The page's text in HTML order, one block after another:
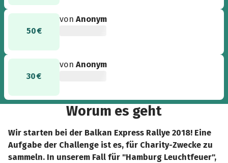
50 €
vonAnonym
30 €
vonAnonym
Worum es geht
Wir starten bei der Balkan Express Rallye 2018! Eine
Aufgabe der Challenge ist es, für Charity-Zwecke zu
sammeln. In unserem Fall für "Hamburg Leuchtfeuer",